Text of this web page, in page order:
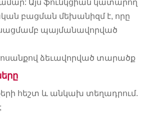
Այս ֆունկցիան կատարող
բացման մեխանիզմ է, որը
պայմանավորված
ձեւավորված տարածք
հեշտ և անկախ տեղադրում.